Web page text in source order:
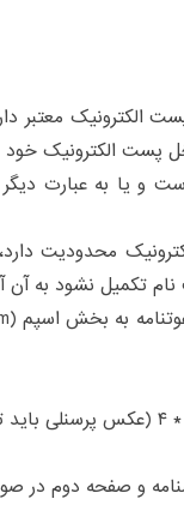
الکترونیک معتبر
پست الکترونیک خود
و یا به عبارت
تکمیل نشود به
و صفحه دوم در